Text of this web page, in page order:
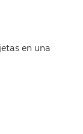
en una